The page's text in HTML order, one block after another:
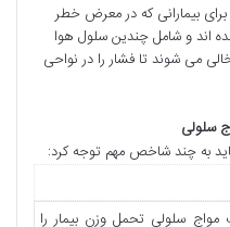
بیمارانی که در معرض خطر
اند و شامل چندین سلول هوا
می شوند تا فشار را در نواحی
سلولی
به چند شاخص مهم توجه کرد:
سلولی تحمل وزن بیمار را